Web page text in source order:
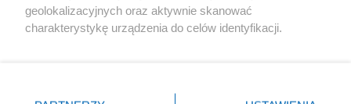
geolokalizacyjnych oraz aktywnie skanować
charakterystykę urządzenia do celów identyfikacji.
zmienić/wycofać klikając przycisk ustawień prywatności